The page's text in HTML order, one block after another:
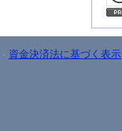
- 資金決済法に基づく表示